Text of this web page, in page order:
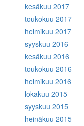
kesäkuu 2017
toukokuu 2017
helmikuu 2017
syyskuu 2016
kesäkuu 2016
toukokuu 2016
helmikuu 2016
lokakuu 2015
syyskuu 2015
heinäkuu 2015